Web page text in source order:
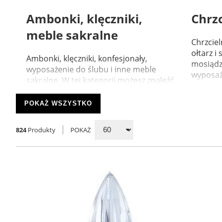
Ambonki, klęczniki,
meble sakralne
Ambonki, klęczniki, konfesjonały,
wyposażenie do ślubu i inne meble
sakralne. W tej kategorii możesz znaleźć
meble do kościoła: ambon...
ołtarz i
POKAŻ WSZYSTKO
824 Produkty POKAŻ